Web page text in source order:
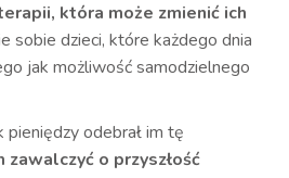
która może zmienić ich
sobie dzieci, które każdego dnia
jak możliwość samodzielnego
odebrał im tę
zawalczyć o przyszłość